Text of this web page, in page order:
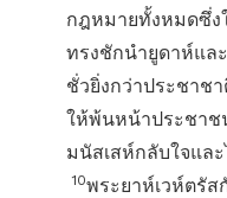
กฎหมายทั้งหมดซึ่ง
ทรงชักนำยูดาห์แล
ชั่วยิ่งกว่าประชาช
ให้พ้นหน้าประชาช
มนัสเสห์กลับใจแล
10พระยาห์เวห์ตรั